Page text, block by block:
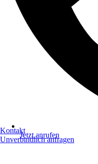
Kontakt
Unverbindlich anfragen
Jetzt anrufen